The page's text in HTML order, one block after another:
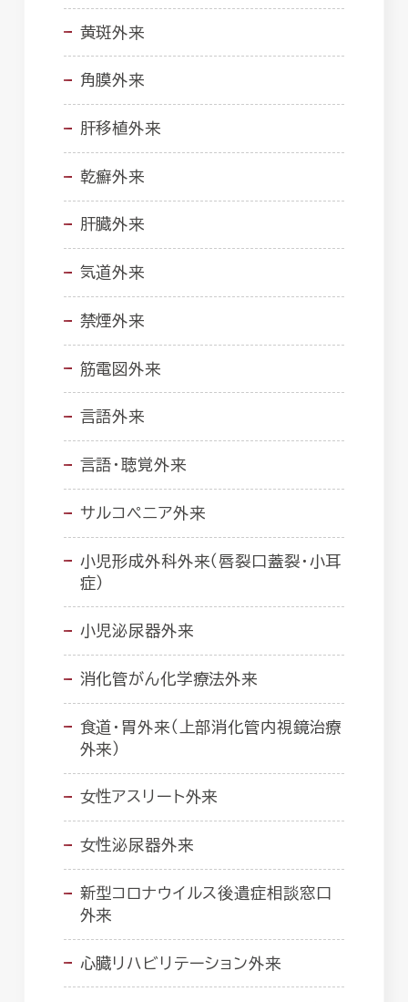
黄斑外来
角膜外来
肝移植外来
乾癬外来
肝臓外来
気道外来
禁煙外来
筋電図外来
言語外来
言語・聴覚外来
サルコペニア外来
小児形成外科外来（唇裂口蓋裂・小耳
症）
小児泌尿器外来
消化管がん化学療法外来
食道・胃外来（上部消化管内視鏡治療
外来）
女性アスリート外来
女性泌尿器外来
新型コロナウイルス後遺症相談窓口
外来
心臓リハビリテーション外来